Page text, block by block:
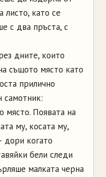
листо, като се
с два пръста, с
дните, които
същото място като
прилично
самотник:
място. Появата на
му, косата му,
когато
бели следи
малката черна